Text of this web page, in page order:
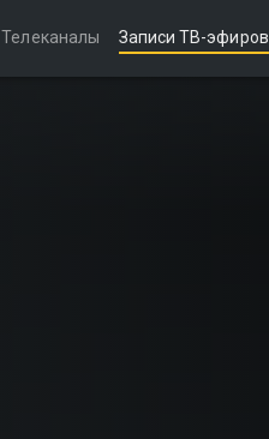
Телеканалы Записи ТВ-эфиров